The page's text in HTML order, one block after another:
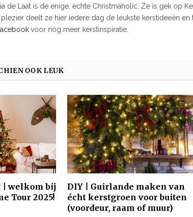
de Laat is de enige, echte Christmaholic. Ze is gek op
deelt ze hier iedere dag de leukste kerstideeën
voor nóg meer kerstinspiratie.
OOK LEUK
| welkom bij
Tour 2025!
DIY | Guirlande maken van
écht kerstgroen voor buiten
(voordeur, raam of muur)